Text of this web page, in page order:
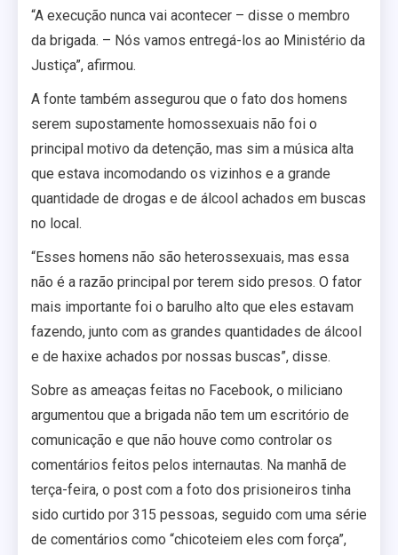
“A execução nunca vai acontecer – disse o membro
da brigada. – Nós vamos entregá-los ao Ministério da
Justiça”, afirmou.
A fonte também assegurou que o fato dos homens
serem supostamente homossexuais não foi o
principal motivo da detenção, mas sim a música alta
que estava incomodando os vizinhos e a grande
quantidade de drogas e de álcool achados em buscas
no local.
“Esses homens não são heterossexuais, mas essa
não é a razão principal por terem sido presos. O fator
mais importante foi o barulho alto que eles estavam
fazendo, junto com as grandes quantidades de álcool
e de haxixe achados por nossas buscas”, disse.
Sobre as ameaças feitas no Facebook, o miliciano
argumentou que a brigada não tem um escritório de
comunicação e que não houve como controlar os
comentários feitos pelos internautas. Na manhã de
terça-feira, o post com a foto dos prisioneiros tinha
sido curtido por 315 pessoas, seguido com uma série
de comentários como “chicoteiem eles com força”,